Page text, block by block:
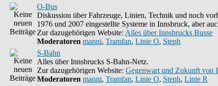
O-Bus
Diskussion über Fahrzeuge, Linien, Technik und noch
1976 und 2007 eingestellte Systeme in Innsbruck, aber
Zur dazugehörigen Website: Alles über Innsbrucks Busse
Moderatoren manni, Tramfan, Linie O, Steph
S-Bahn
Alles über Innsbrucks S-Bahn-Netz.
Zur dazugehörigen Website: Gegenwart und Zukunft von
Moderatoren manni, Tramfan, Linie O, Steph, Linie R